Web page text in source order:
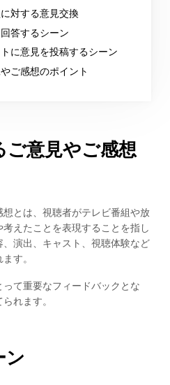
対する意見交換
答するシーン
に意見を投稿するシーン
ご感想のポイント
ご意見やご感想
とは、視聴者がテレビ番組や放
えたことを表現することを指し
演出、キャスト、視聴体験など
す。
て重要なフィードバックとな
れます。
ン